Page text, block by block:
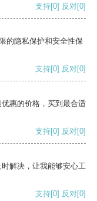
支持[0] 反对[0]
的隐私保护和安全性保
支持[0] 反对[0]
惠的价格，买到最合适
支持[0] 反对[0]
解决，让我能够安心工
支持[0] 反对[0]